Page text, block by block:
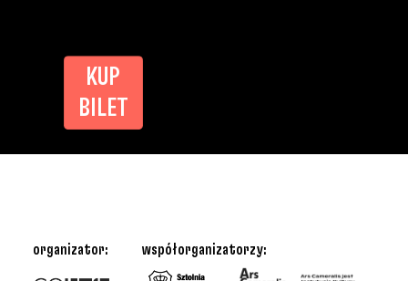
KUP
BILET
organizator: współorganizatorzy: